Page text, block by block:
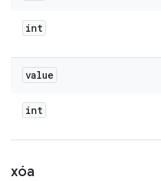
int
value
int
xóa